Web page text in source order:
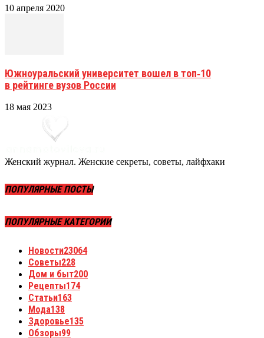
10 апреля 2020
Южноуральский университет вошел в топ‑10
в рейтинге вузов России
18 мая 2023
Женский журнал. Женские секреты, советы, лайфхаки
ПОПУЛЯРНЫЕ ПОСТЫ
ПОПУЛЯРНЫЕ КАТЕГОРИИ
Новости23064
Советы228
Дом и быт200
Рецепты174
Статьи163
Мода138
Здоровье135
Обзоры99